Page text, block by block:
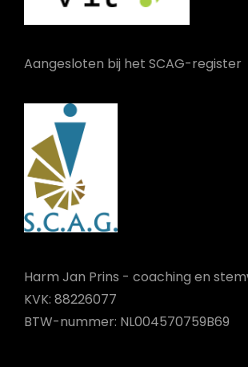
Aangesloten bij het SCAG-register
Harm Jan Prins - coaching en
KVK: 88226077
BTW-nummer: NL004570759B69